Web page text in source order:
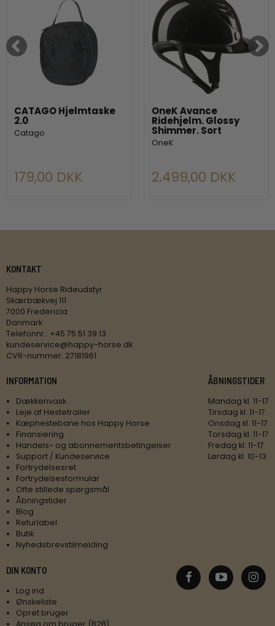
CATAGO Hjelmtaske
2.0
Catago
179,00 DKK
OneK Avance
Ridehjelm. Glossy
Shimmer. Sort
OneK
2.499,00 DKK
KONTAKT
Happy Horse Rideudstyr
Skærbækvej 111
7000 Fredericia
Danmark
Telefonnr.: +45 75 51 39 13
kundeservice@happy-horse.dk
CVR-nummer: 27181961
INFORMATION
Dækkenvask
Leje af Hestetrailer
Kæphestebane hos Happy Horse
Finansiering
Handels- og abonnementsbetingelser
Support / Kundeservice
Fortrydelsesret
Fortrydelsesformular
Ofte stillede spørgsmål
Åbningstider
Blog
Returlabel
Butik
Nyhedsbrevstilmelding
ÅBNINGSTIDER
Mandag kl. 11-17
Tirsdag kl. 11-17
Onsdag kl. 11-17
Torsdag kl. 11-17
Fredag kl. 11-17
Lørdag kl. 10-13
DIN KONTO
Log ind
Ønskeliste
Opret bruger
Ansøg om bruger (B2B)